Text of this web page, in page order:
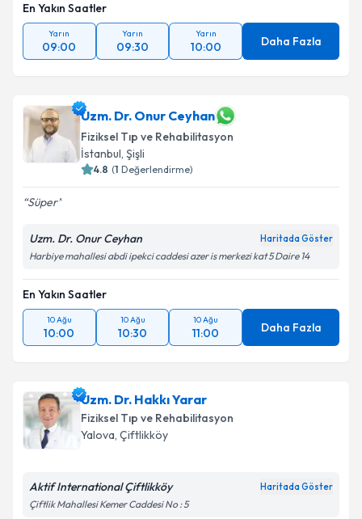
En Yakın Saatler
Yarın
09:00
Yarın
09:30
Yarın
10:00 Daha Fazla
Uzm. Dr. Onur Ceyhan
Fiziksel Tıp ve Rehabilitasyon
İstanbul, Şişli
4.8 (1 Değerlendirme)
Süper
Uzm. Dr. Onur Ceyhan Haritada Göster
Harbiye mahallesi abdi ipekci caddesi azer is merkezi kat 5 Daire 14
En Yakın Saatler
10 Ağu
10:00
10 Ağu
10:30
10 Ağu
11:00 Daha Fazla
Uzm. Dr. Hakkı Yarar
Fiziksel Tıp ve Rehabilitasyon
Yalova, Çiftlikköy
Aktif International Çiftlikköy Haritada Göster
Çiftlik Mahallesi Kemer Caddesi No : 5